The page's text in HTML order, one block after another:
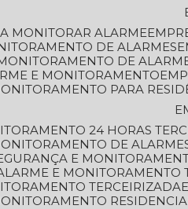
MONITORAR ALARME
DE ALARMES
MONITORAMENTO DE
E MONITORAMENTO
PARA
24 HORAS
DE
E
ALARME E MONITORAMENTO
TERCEIRIZADA